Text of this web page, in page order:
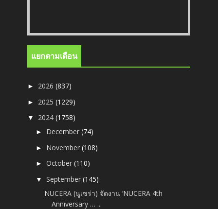
แยกตามเดือน
► 2026(837)
► 2025(1229)
▼ 2024(1758)
► December(74)
► November(108)
►October(110)
▼September(145)
NUCERA (นูเซร่า) จัดงาน ‘NUCERA 4th
Anniversary … ...